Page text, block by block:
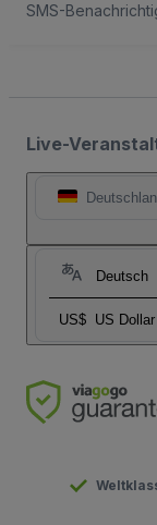
SMS-
Live-
Deutsch
US$ US Dollar